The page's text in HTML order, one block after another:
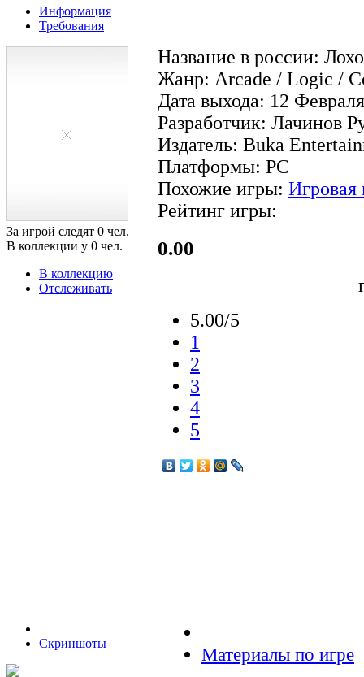
Информация
Требования
За игрой следят 0 чел.
В коллекции у 0 чел.
В коллекцию
Отслеживать
Название в россии:
Жанр: Arcade / Logic /
Дата выхода: 12
Разработчик: Лачинов
Издатель: Buka
Платформы: PC
Похожие игры: Игровая
Рейтинг игры:
0.00
5.00/5
1
2
3
4
5
Скриншоты
Материалы по игре